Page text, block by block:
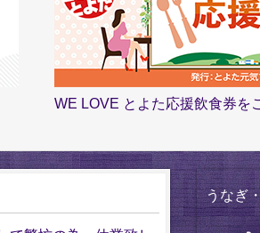
WE LOVE とよた応援飲食券を
うなぎ